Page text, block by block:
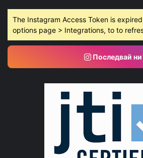
The Instagram Access Token is
options page > Integrations, to to
Последвай ни